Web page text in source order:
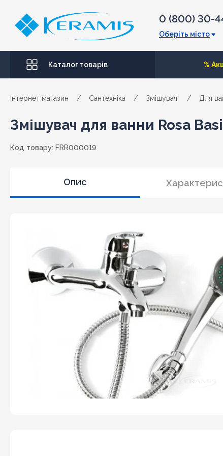
0 (800) 30-
Оберіть місто
Каталог товарів %
Інтернет магазин / Сантехніка / Змішувачі / Для
Змішувач для ванни Rosa
Код товару: FRR000019
Опис